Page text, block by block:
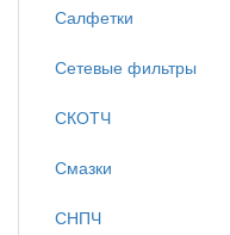
Салфетки
Сетевые фильтры
СКОТЧ
Смазки
СНПЧ